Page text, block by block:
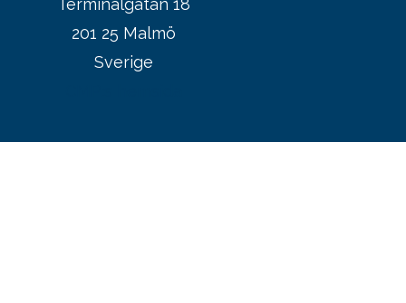
Terminalgatan 18
201 25 Malmö
Sverige